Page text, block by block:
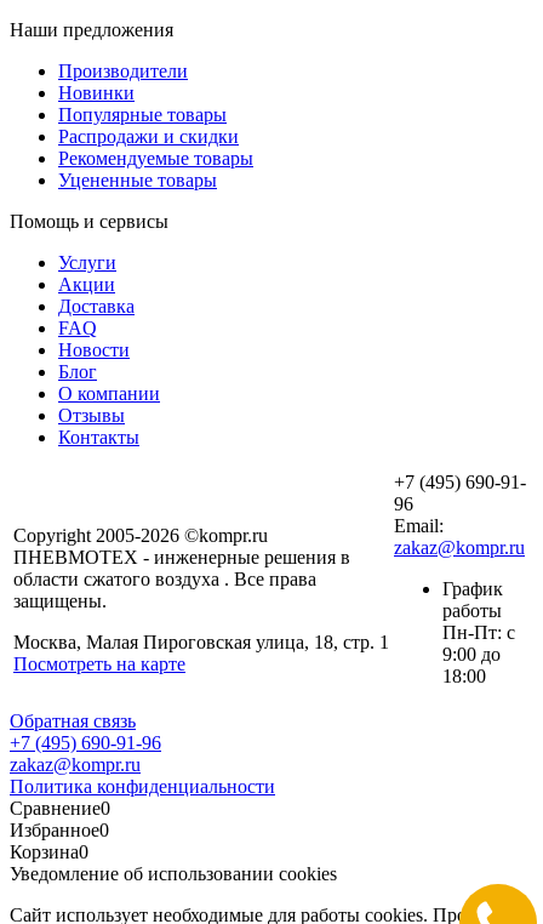
Наши предложения
Производители
Новинки
Популярные товары
Распродажи и скидки
Рекомендуемые товары
Уцененные товары
Помощь и сервисы
Услуги
Акции
Доставка
FAQ
Новости
Блог
О компании
Отзывы
Контакты
Copyright 2005-2026 ©kompr.ru
ПНЕВМОТЕХ - инженерные решения в
области сжатого воздуха . Все права
защищены.
Москва, Малая Пироговская улица, 18, стр. 1
Посмотреть на карте
+7 (495) 690-91-
96
Email:
zakaz@kompr.ru
График
работы
Пн-Пт: с
9:00 до
18:00
Обратная связь
+7 (495) 690-91-96
zakaz@kompr.ru
Политика конфиденциальности
Сравнение0
Избранное0
Корзина0
Уведомление об использовании cookies
Сайт использует необходимые для работы cookies. Продолжая